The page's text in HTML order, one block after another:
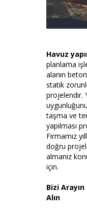
Havuz
planlama
alanın
statik
projelendir.
taşma ve
yapılması
Firmamız
doğru
almanız
için.
Bizi
Alın